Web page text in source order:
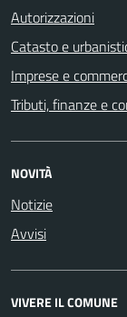
Autorizzazioni
Catasto e
Imprese e
Tributi, finanze e
NOVITÀ
Notizie
Avvisi
VIVERE IL COMUNE